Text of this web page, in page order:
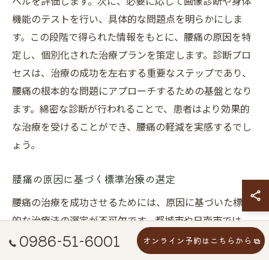
機能のテストを行い、具体的な問題点を明らかにしま
す。この段階で得られた情報をもとに、腰痛の原因を特
定し、個別化された治療プランを策定します。診断プロ
セスは、治療の成功を左右する重要なステップであり、
腰痛の根本的な問題にアプローチするための基盤となり
ます。綿密な診断が行われることで、患者はより効果的
な治療を受けることができ、腰痛の軽減を実感するでし
ょう。
腰痛の原因に基づく標準治療の選定
腰痛の治療を成功させるためには、原因に基づいた標準
的な治療法の選定が不可欠です。都城市や日南市では、
多様な腰痛の原因に対応するために、まず正確な診断を
行います。診断により特定された原因に基づき、治療法
0986-51-6001 オンライン予約はこちらから